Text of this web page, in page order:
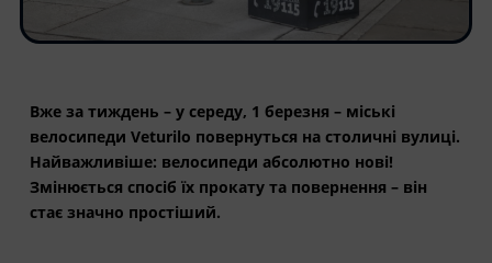
Вже за тиждень – у середу, 1 березня – міські
велосипеди Veturilo повернуться на столичні вулиці.
Найважливіше: велосипеди абсолютно нові!
Змінюється спосіб їх прокату та повернення – він
стає значно простіший.